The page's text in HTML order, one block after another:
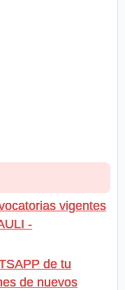
vigentes
-
de tu
de nuevos